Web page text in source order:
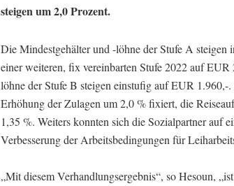
steigen um 2,0 Prozent.
Die Mindestgehälter und -löhne der Stufe A
einer weiteren, fix vereinbarten Stufe 2022 auf
löhne der Stufe B steigen einstufig auf EUR 1.960,-
Erhöhung der Zulagen um 2,0 % fixiert, die
1,35 %. Weiters konnten sich die Sozialpartner auf
Verbesserung der Arbeitsbedingungen für
„Mit diesem Verhandlungsergebnis“, so Hesoun,